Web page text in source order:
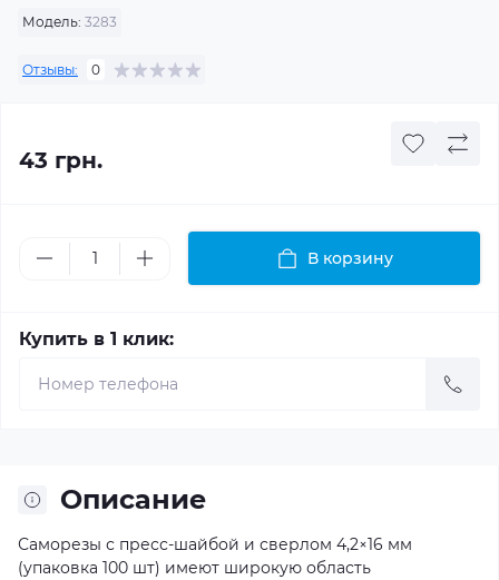
Модель: 3283
Отзывы: 0
43 грн.
В корзину
Купить в 1 клик:
Описание
Саморезы с пресс-шайбой и сверлом 4,2×16 мм
(упаковка 100 шт) имеют широкую область